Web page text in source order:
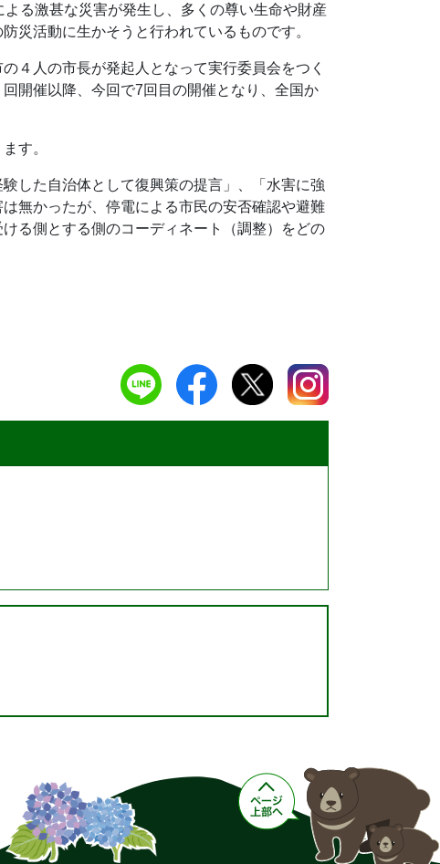
る激甚な災害が発生し、多くの尊い生命や財産
災活動に生かそうと行われているものです。
４人の市長が発起人となって実行委員会をつく
開催以降、今回で7回目の開催となり、全国か
す。
した自治体として復興策の提言」、「水害に強
無かったが、停電による市民の安否確認や避難
る側とする側のコーディネート（調整）をどの